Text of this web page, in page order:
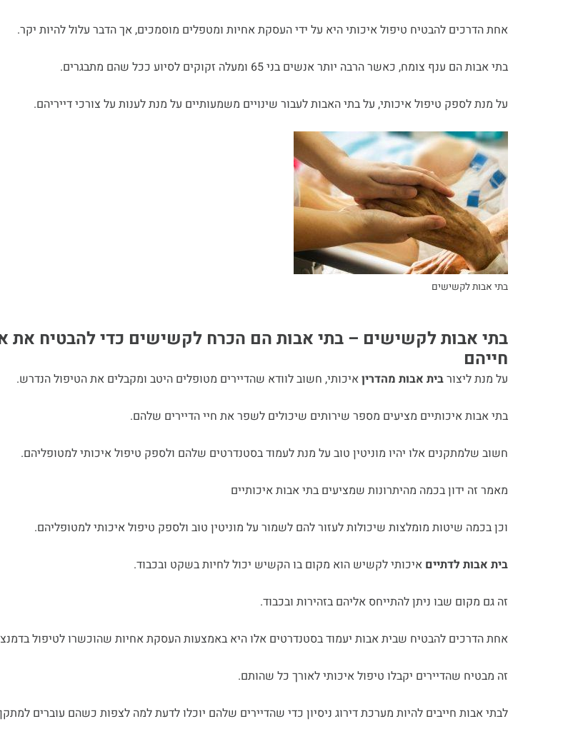
אחת הדרכים להבטיח טיפול איכותי היא על ידי העסקת אחיות ומטפלים מוסמכים, אך הדבר עלול להיות יקר.
בתי אבות הם ענף צומח, כאשר הרבה יותר אנשים בני 65 ומעלה זקוקים לסיוע ככל שהם מתבגרים.
על מנת לספק טיפול איכותי, על בתי האבות לעבור שינויים משמעותיים על מנת לענות על צורכי דייריהם.
בתי אבות לקשישים
בתי אבות לקשישים – בתי אבות הם הכרח לקשישים כדי להבטיח את
חייהם
על מנת ליצורבית אבות מהדריןאיכותי, חשוב לוודא שהדיירים מטופלים היטב ומקבלים את הטיפול הנדרש.
בתי אבות איכותיים מציעים מספר שירותים שיכולים לשפר את חיי הדיירים שלהם.
חשוב שלמתקנים אלו יהיו מוניטין טוב על מנת לעמוד בסטנדרטים שלהם ולספק טיפול איכותי למטופליהם.
מאמר זה ידון בכמה מהיתרונות שמציעים בתי אבות איכותיים
וכן בכמה שיטות מומלצות שיכולות לעזור להם לשמור על מוניטין טוב ולספק טיפול איכותי למטופליהם.
בית אבות לדתיים איכותי לקשיש הוא מקום בו הקשיש יכול לחיות בשקט ובכבוד.
זה גם מקום שבו ניתן להתייחס אליהם בזהירות ובכבוד.
אחת הדרכים להבטיח שבית אבות יעמוד בסטנדרטים אלו היא באמצעות העסקת אחיות שהוכשרו לטיפול
זה מבטיח שהדיירים יקבלו טיפול איכותי לאורך כל שהותם.
לבתי אבות חייבים להיות מערכת דירוג ניסיון כדי שהדיירים שלהם יוכלו לדעת למה לצפות כשהם עוברים